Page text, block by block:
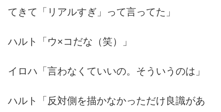
てきて「リアルすぎ」って言ってた」
ハルト「ウ×コだな（笑）」
イロハ「言わなくていいの。そういうのは」
ハルト「反対側を描かなかっただけ良識があ